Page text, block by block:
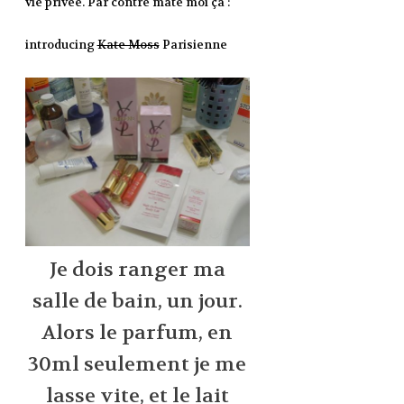
introducingKate MossParisienne
Je dois ranger ma
salle de bain, un jour.
Alors le parfum, en
30ml seulement je me
lasse vite, et le lait